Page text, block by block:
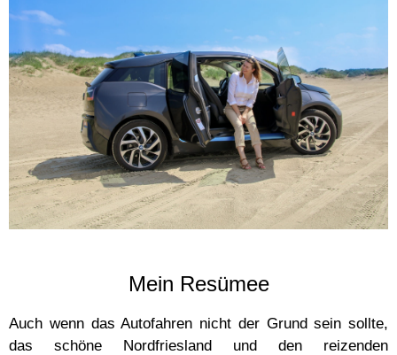
Mein Resümee
Auch wenn das Autofahren nicht der Grund sein sollte,
das schöne Nordfriesland und den reizenden